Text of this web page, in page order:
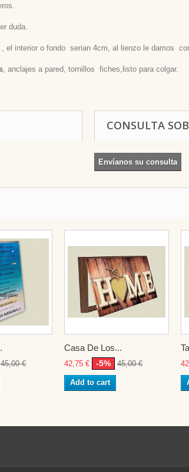
duda.
el interior o fondo serian 4cm, al lienzo le damos
, anclajes a pared, tornillos fiches,listo para colgar.
CONSULTA
Envíanos su consulta
45,00 €
Casa De Los...
42,75 € -5% 45,00 €
Add to cart